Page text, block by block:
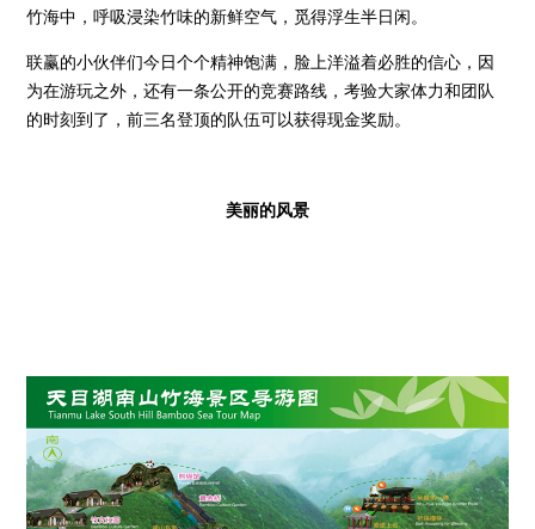
竹海中，呼吸浸染竹味的新鲜空气，觅得浮生半日闲。
联赢的小伙伴们今日个个精神饱满，脸上洋溢着必胜的信心，因
为在游玩之外，还有一条公开的竞赛路线，考验大家体力和团队
的时刻到了，前三名登顶的队伍可以获得现金奖励。
美丽的风景